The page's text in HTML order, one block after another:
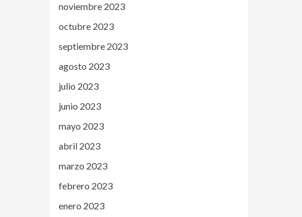
noviembre 2023
octubre 2023
septiembre 2023
agosto 2023
julio 2023
junio 2023
mayo 2023
abril 2023
marzo 2023
febrero 2023
enero 2023